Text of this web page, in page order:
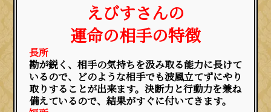
えびすさんの
運命の相手の特徴
長所
勘が鋭く、相手の気持ちを汲み取る能力に長けて
いるので、どのような相手でも波風立てずにやり
取りすることが出来ます。決断力と行動力を兼ね
備えているので、結果がすぐに付いてきます。